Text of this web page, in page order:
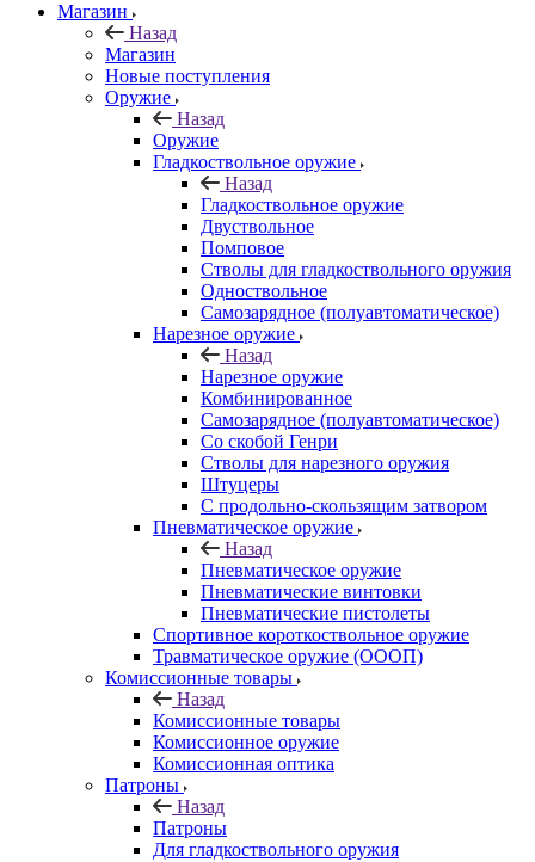
Магазин
Назад
Магазин
Новые поступления
Оружие
Назад
Оружие
Гладкоствольное оружие
Назад
Гладкоствольное оружие
Двуствольное
Помповое
Стволы для гладкоствольного оружия
Одноствольное
Самозарядное (полуавтоматическое)
Нарезное оружие
Назад
Нарезное оружие
Комбинированное
Самозарядное (полуавтоматическое)
Со скобой Генри
Стволы для нарезного оружия
Штуцеры
С продольно-скользящим затвором
Пневматическое оружие
Назад
Пневматическое оружие
Пневматические винтовки
Пневматические пистолеты
Спортивное короткоствольное оружие
Травматическое оружие (ОООП)
Комиссионные товары
Назад
Комиссионные товары
Комиссионное оружие
Комиссионная оптика
Патроны
Назад
Патроны
Для гладкоствольного оружия